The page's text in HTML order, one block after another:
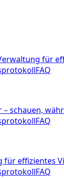
für
FAQ
– schauen,
FAQ
für effizientes
FAQ